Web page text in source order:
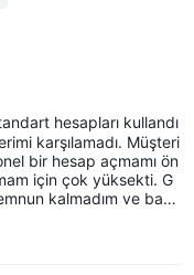
hesapları kullandı
karşılamadı. Müşteri
bir hesap açmamı ön
için çok yüksekti. G
kalmadım ve başk